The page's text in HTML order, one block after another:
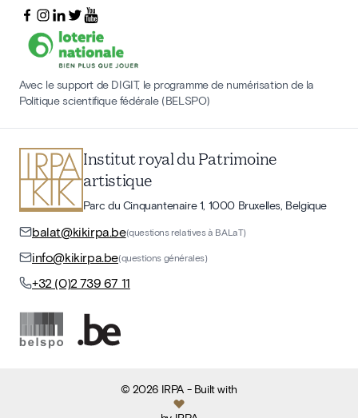
Avec le support de DIGIT, le programme de numérisation de la
Politique scientifique fédérale (BELSPO)
Institut royal du Patrimoine
artistique
Parc du Cinquantenaire 1, 1000 Bruxelles, Belgique
balat@kikirpa.be(questions relatives à BALaT)
info@kikirpa.be(questions générales)
+32 (0)2 739 67 11
©2026 IRPA- Built with